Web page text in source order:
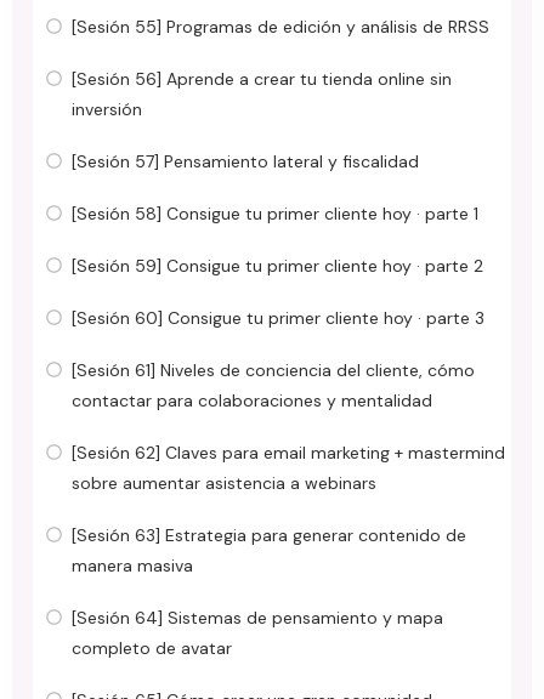
[Sesión 55] Programas de edición y análisis de RRSS
[Sesión 56] Aprende a crear tu tienda online sin
inversión
[Sesión 57] Pensamiento lateral y fiscalidad
[Sesión 58] Consigue tu primer cliente hoy · parte 1
[Sesión 59] Consigue tu primer cliente hoy · parte 2
[Sesión 60] Consigue tu primer cliente hoy · parte 3
[Sesión 61] Niveles de conciencia del cliente, cómo
contactar para colaboraciones y mentalidad
[Sesión 62] Claves para email marketing + mastermind
sobre aumentar asistencia a webinars
[Sesión 63] Estrategia para generar contenido de
manera masiva
[Sesión 64] Sistemas de pensamiento y mapa
completo de avatar